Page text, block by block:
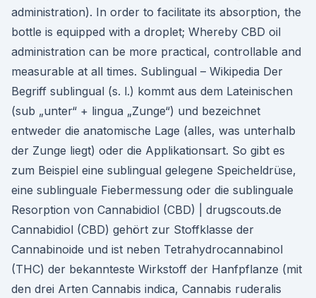
administration). In order to facilitate its absorption, the
bottle is equipped with a droplet; Whereby CBD oil
administration can be more practical, controllable and
measurable at all times. Sublingual – Wikipedia Der
Begriff sublingual (s. l.) kommt aus dem Lateinischen
(sub „unter“ + lingua „Zunge“) und bezeichnet
entweder die anatomische Lage (alles, was unterhalb
der Zunge liegt) oder die Applikationsart. So gibt es
zum Beispiel eine sublingual gelegene Speicheldrüse,
eine sublinguale Fiebermessung oder die sublinguale
Resorption von Cannabidiol (CBD) | drugscouts.de
Cannabidiol (CBD) gehört zur Stoffklasse der
Cannabinoide und ist neben Tetrahydrocannabinol
(THC) der bekannteste Wirkstoff der Hanfpflanze (mit
den drei Arten Cannabis indica, Cannabis ruderalis